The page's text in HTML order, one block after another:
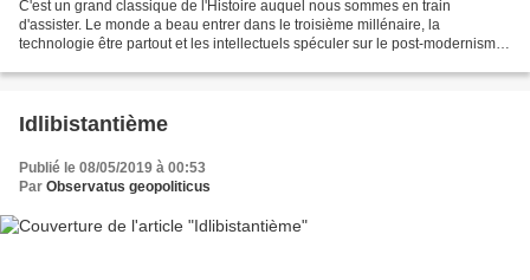
C'est un grand classique de l'Histoire auquel nous sommes en train
d'assister. Le monde a beau entrer dans le troisième millénaire, la
technologie être partout et les intellectuels spéculer sur le post-modernisme,
Idlibistantième
Publié le 08/05/2019 à 00:53
Par Observatus geopoliticus